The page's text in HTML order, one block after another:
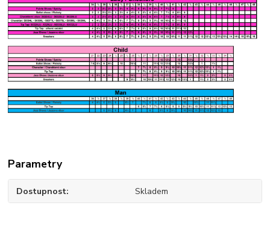
Parametry
Dostupnost Skladem